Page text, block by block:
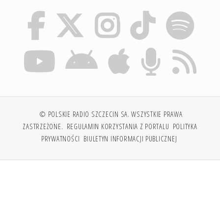
© POLSKIE RADIO SZCZECIN SA. WSZYSTKIE PRAWA
ZASTRZEŻONE. REGULAMIN KORZYSTANIA Z PORTALU POLITYKA
PRYWATNOŚCI BIULETYN INFORMACJI PUBLICZNEJ